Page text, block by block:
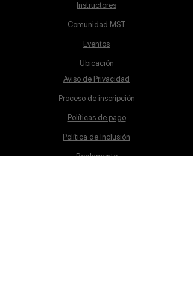
Instructores
Comunidad MST
Eventos
Ubicación
Aviso de Privacidad
Proceso de inscripción
Políticas de pago
Política de Inclusión
Reglamento